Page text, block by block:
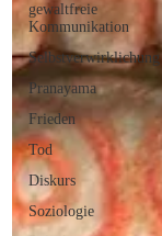
gewaltfreie
Kommunikation
Selbstverwirklichung
Pranayama
Frieden
Tod
Diskurs
Soziologie